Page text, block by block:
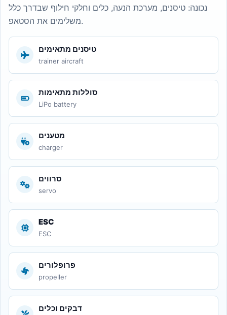
נכונה: טיסנים, מערכת הנעה, כלים וחלקי חילוף שבדרך כלל
משלימים את הסטאפ.
טיסנים מתאימים
trainer aircraft
סוללות מתאימות
LiPo battery
מטענים
charger
סרווים
servo
ESC
ESC
פרופלורים
propeller
דבקים וכלים